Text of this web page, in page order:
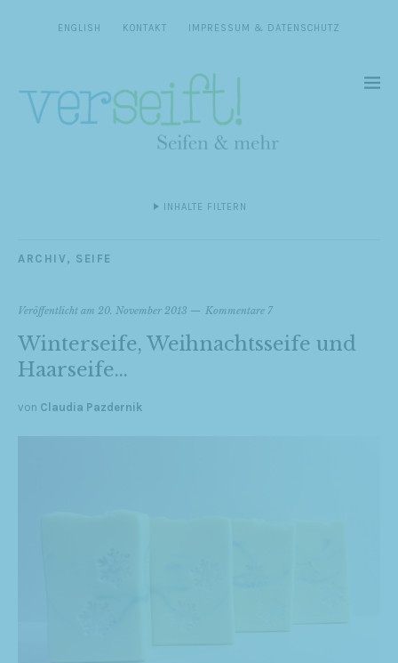
ENGLISH KONTAKT IMPRESSUM & DATENSCHUTZ
INHALTE FILTERN
ARCHIV , SEIFE
Veröffentlicht am 20. November 2013 Kommentare 7
Winterseife, Weihnachtsseife und
Haarseife…
von Claudia Pazdernik